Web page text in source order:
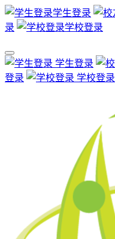
学生登录
录
学校登录
学生登录
登录
学校登录